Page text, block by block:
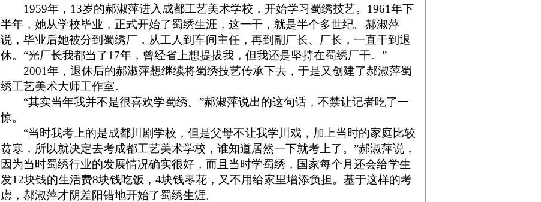
1959年，13岁的郝淑萍进入成都工艺美术学校，开始学习蜀绣技艺。1961年下
半年，她从学校毕业，正式开始了蜀绣生涯，这一干，就是半个多世纪。郝淑萍
说，毕业后她被分到蜀绣厂，从工人到车间主任，再到副厂长、厂长，一直干到退
休。“光厂长我都当了17年，曾经省上想提拔我，但我还是坚持在蜀绣厂干。”
2001年，退休后的郝淑萍想继续将蜀绣技艺传承下去，于是又创建了郝淑萍蜀
绣工艺美术大师工作室。
“其实当年我并不是很喜欢学蜀绣。”郝淑萍说出的这句话，不禁让记者吃了一
惊。
“当时我考上的是成都川剧学校，但是父母不让我学川戏，加上当时的家庭比较
贫寒，所以就决定去考成都工艺美术学校，谁知道居然一下就考上了。”郝淑萍说，
因为当时蜀绣行业的发展情况确实很好，而且当时学蜀绣，国家每个月还会给学生
发12块钱的生活费8块钱吃饭，4块钱零花，又不用给家里增添负担。基于这样的考
虑，郝淑萍才阴差阳错地开始了蜀绣生涯。